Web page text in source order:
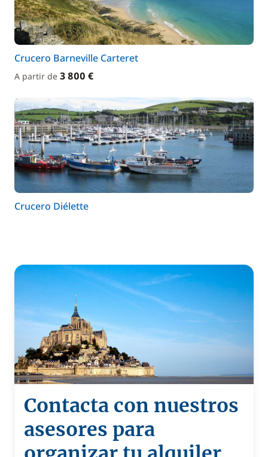
Crucero Barneville Carteret
A partir de 3 800 €
Crucero Diélette
Contacta con nuestros
asesores para